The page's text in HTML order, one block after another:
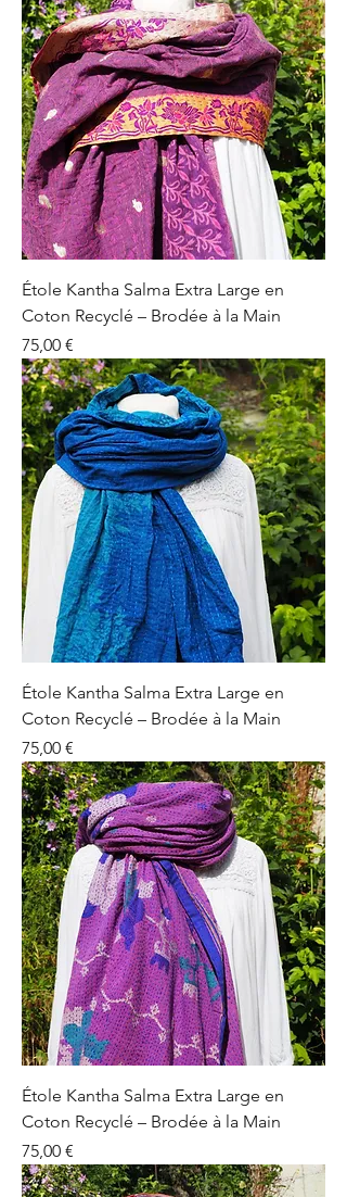
Étole Kantha Salma Extra Large en
Coton Recyclé – Brodée à la Main
Prix
75,00 €
Étole Kantha Salma Extra Large en
Coton Recyclé – Brodée à la Main
Prix
75,00 €
Étole Kantha Salma Extra Large en
Coton Recyclé – Brodée à la Main
Prix
75,00 €